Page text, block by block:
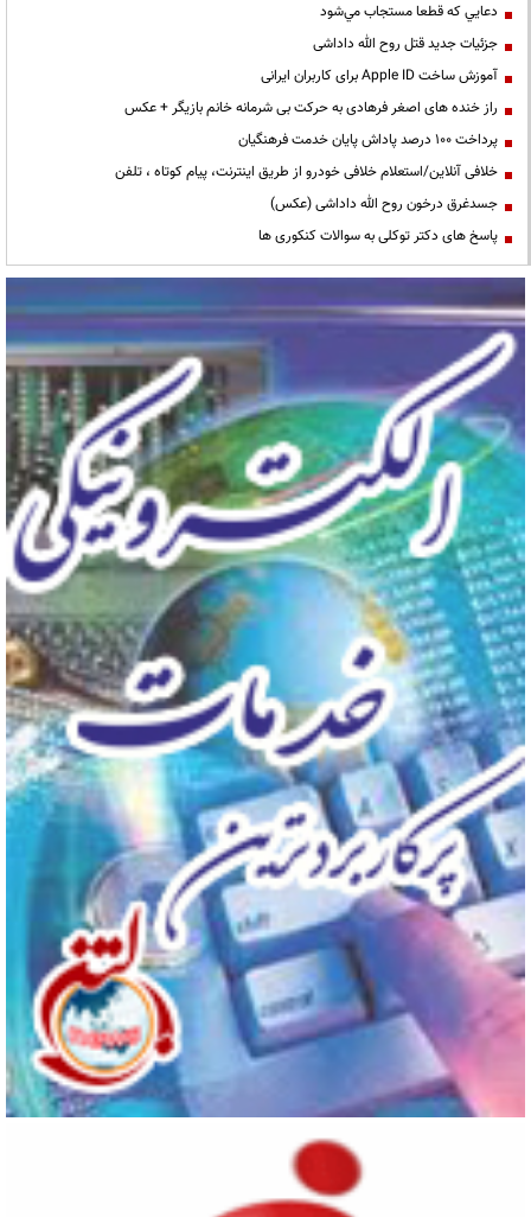
دعايي كه قطعا مستجاب مي‌شود
جزئیات جدید قتل روح الله داداشی
آموزش ساخت Apple ID برای کاربران ایرانی
راز خنده های اصغر فرهادی به حرکت بی شرمانه خانم بازیگر + عکس
پرداخت ۱۰۰ درصد پاداش پایان خدمت فرهنگیان
خلافی آنلاین/استعلام خلافی خودرو از طریق اینترنت، پیام کوتاه ، تلفن
جسدغرق درخون روح الله داداشی (عکس)
پاسخ های دکتر توکلی به سوالات کنکوری ها